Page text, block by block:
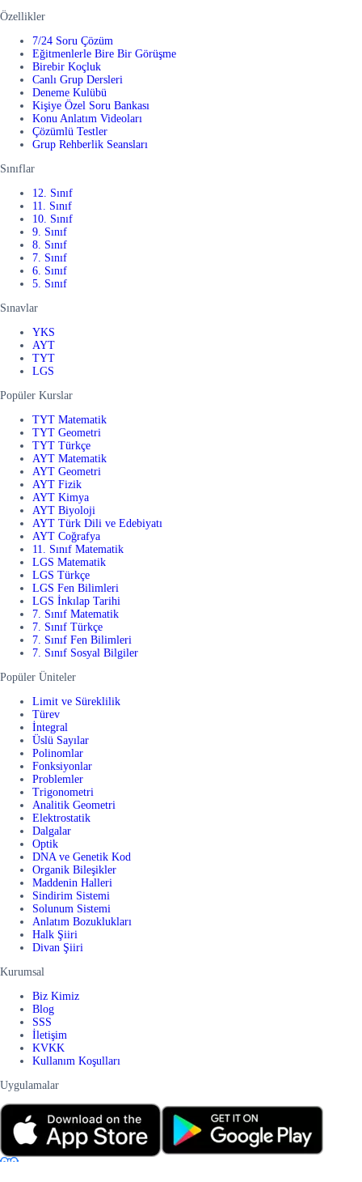
Özellikler
7/24 Soru Çözüm
Eğitmenlerle Bire Bir Görüşme
Birebir Koçluk
Canlı Grup Dersleri
Deneme Kulübü
Kişiye Özel Soru Bankası
Konu Anlatım Videoları
Çözümlü Testler
Grup Rehberlik Seansları
Sınıflar
12. Sınıf
11. Sınıf
10. Sınıf
9. Sınıf
8. Sınıf
7. Sınıf
6. Sınıf
5. Sınıf
Sınavlar
YKS
AYT
TYT
LGS
Popüler Kurslar
TYT Matematik
TYT Geometri
TYT Türkçe
AYT Matematik
AYT Geometri
AYT Fizik
AYT Kimya
AYT Biyoloji
AYT Türk Dili ve Edebiyatı
AYT Coğrafya
11. Sınıf Matematik
LGS Matematik
LGS Türkçe
LGS Fen Bilimleri
LGS İnkılap Tarihi
7. Sınıf Matematik
7. Sınıf Türkçe
7. Sınıf Fen Bilimleri
7. Sınıf Sosyal Bilgiler
Popüler Üniteler
Limit ve Süreklilik
Türev
İntegral
Üslü Sayılar
Polinomlar
Fonksiyonlar
Problemler
Trigonometri
Analitik Geometri
Elektrostatik
Dalgalar
Optik
DNA ve Genetik Kod
Organik Bileşikler
Maddenin Halleri
Sindirim Sistemi
Solunum Sistemi
Anlatım Bozuklukları
Halk Şiiri
Divan Şiiri
Kurumsal
Biz Kimiz
Blog
SSS
İletişim
KVKK
Kullanım Koşulları
Uygulamalar